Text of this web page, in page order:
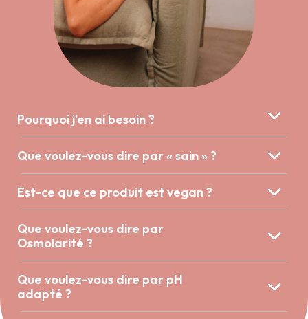
Pourquoi j’en ai besoin ?
Que voulez-vous dire par « sain » ?
Est-ce que ce produit est vegan ?
Que voulez-vous dire par
Osmolarité ?
Que voulez-vous dire par pH
adapté ?
PRÉNOM
E-MAIL :
Je m'inscris !